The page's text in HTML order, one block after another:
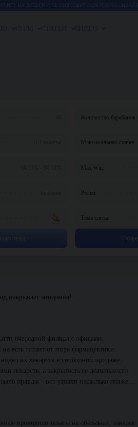
Количество барабанов:
Максимальная ставка:
Max Win:
Релиз:
Тема слота:
Сюжет
накрывает эпидемия!
очередной филиал с офисами,
есть гигант от мира фармацевтики.
их лекарств в свободной продаже.
лекарств, а закрытость ее деятельности
правды – все узнали несколько позже…
проводили опыты на обезьянах, заверяя